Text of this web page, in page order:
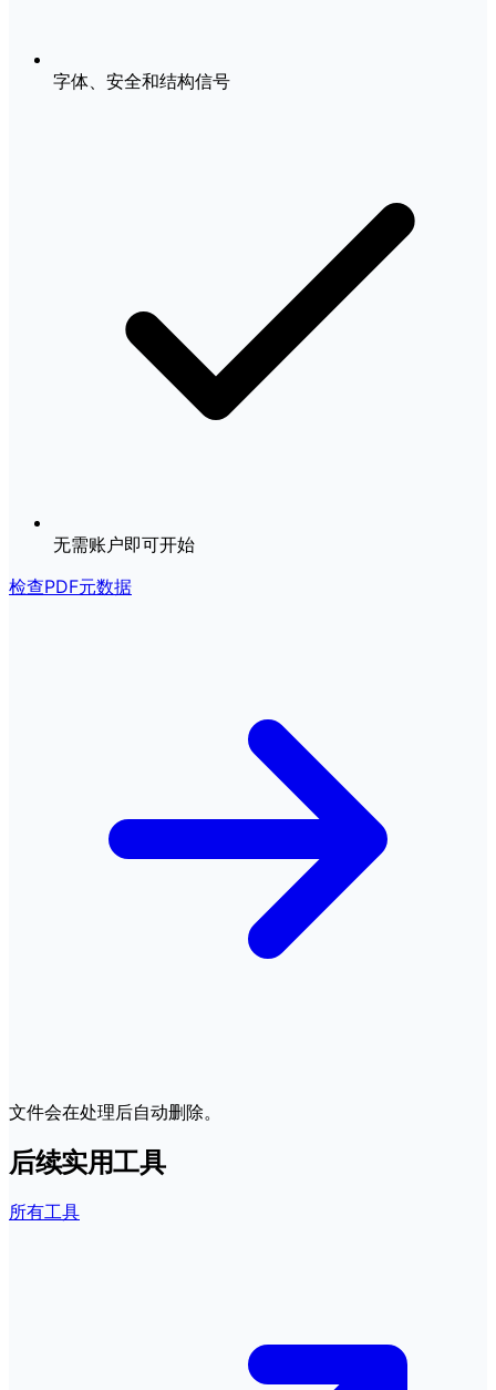
字体、安全和结构信号
无需账户即可开始
检查PDF元数据
文件会在处理后自动删除。
后续实用工具
所有工具